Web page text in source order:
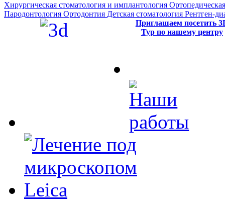
Хирургическая стоматология и имплантология
Пародонтология Ортодонтия Детская стоматология Рентген-
Приглашаем посетить
Тур по нашему центру